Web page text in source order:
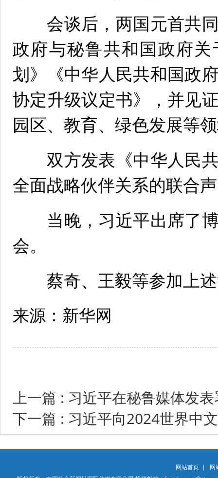
会谈后，两国元首共同
政府与秘鲁共和国政府
划》《中华人民共和国政
协定升级议定书》，并见
园区、教育、绿色发展等
双方发表《中华人民共
全面战略伙伴关系的联合
当晚，习近平出席了博
会。
蔡奇、王毅等参加上述
来源：新华网
上一篇 : 习近平在秘鲁媒体发
下一篇 : 习近平向2024世界中
网站首页 | 网